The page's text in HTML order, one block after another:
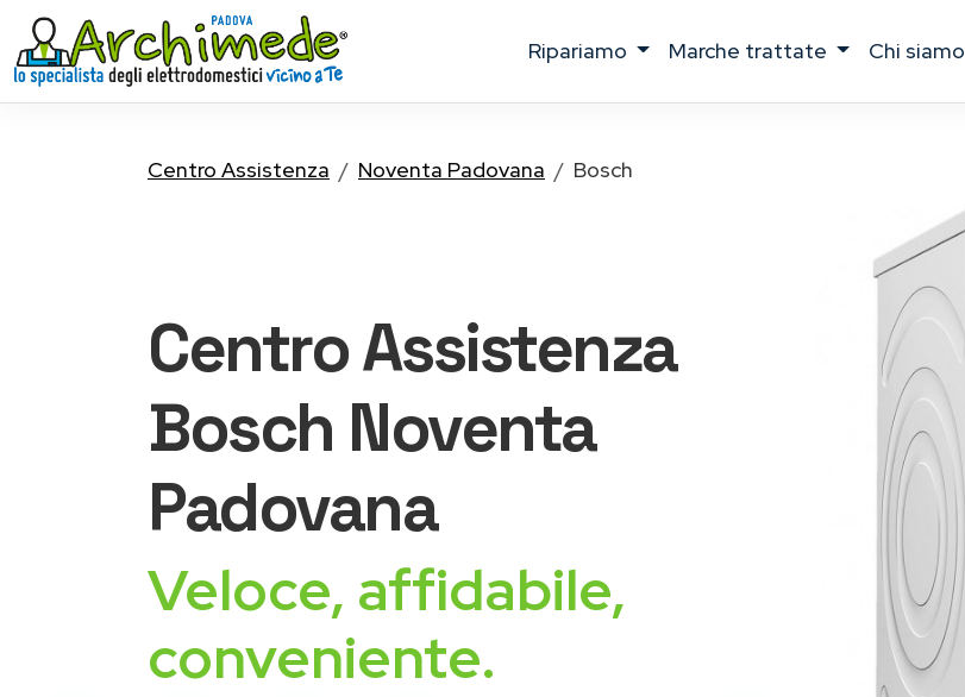
ripariamo marche trattate chi siamo
Centro Assistenza Noventa Padovana Bosch
Centro Assistenza
Bosch Noventa
Padovana
Veloce, affidabile,
conveniente.